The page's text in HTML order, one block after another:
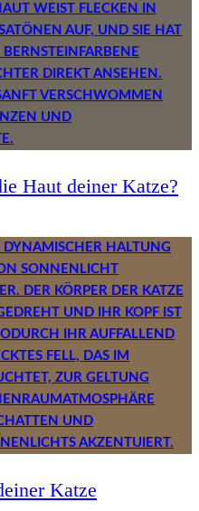
Haut deiner Katze?
Katze